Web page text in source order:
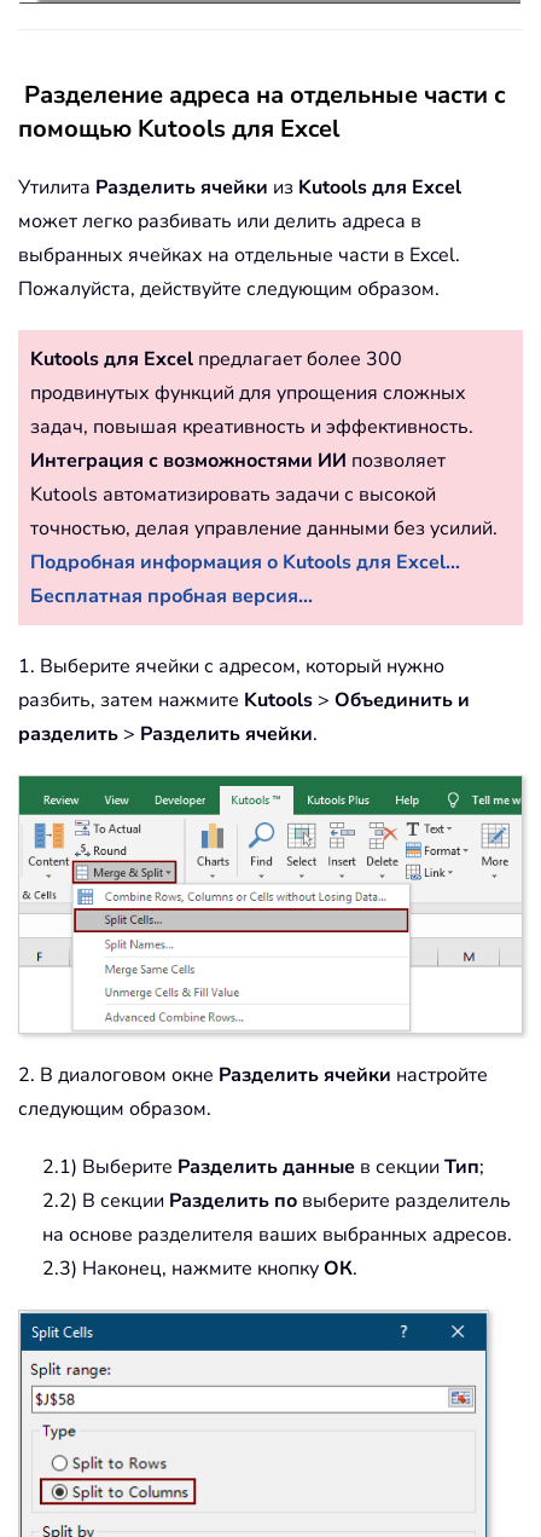
Разделение адреса на отдельные части с
помощью Kutools для Excel
Утилита Разделить ячейки из Kutools для Excel
может легко разбивать или делить адреса в
выбранных ячейках на отдельные части в Excel.
Пожалуйста, действуйте следующим образом.
Kutools для Excel предлагает более 300
продвинутых функций для упрощения сложных
задач, повышая креативность и эффективность.
Интеграция с возможностями ИИ позволяет
Kutools автоматизировать задачи с высокой
точностью, делая управление данными без усилий.
Подробная информация о Kutools для Excel...
Бесплатная пробная версия...
1. Выберите ячейки с адресом, который нужно
разбить, затем нажмите Kutools > Объединить и
разделить > Разделить ячейки.
2. В диалоговом окне Разделить ячейки настройте
следующим образом.
2.1) Выберите Разделить данные в секции Тип;
2.2) В секции Разделить по выберите разделитель
на основе разделителя ваших выбранных адресов.
2.3) Наконец, нажмите кнопкуОК.